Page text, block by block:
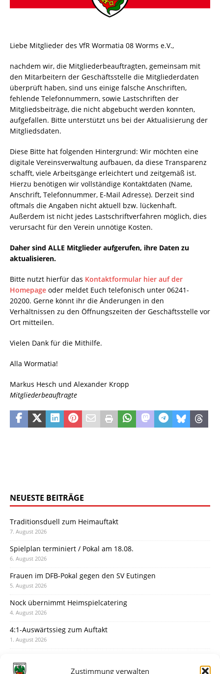
Zustimmung verwalten
Liebe Mitglieder des VfR Wormatia 08 Worms e.V.,
nachdem wir, die Mitgliederbeauftragten, gemeinsam mit
den Mitarbeitern der Geschäftsstelle die Mitgliederdaten
überprüft haben, sind uns einige falsche Anschriften,
fehlende Telefonnummern, sowie Lastschriften der
Mitgliedsbeiträge, die nicht abgebucht werden konnten,
aufgefallen. Bitte unterstützt uns bei der Aktualisierung der
Mitgliedsdaten.
Diese Bitte hat folgenden Hintergrund: Wir möchten eine
digitale Vereinsverwaltung aufbauen, da diese Transparenz
schafft, viele Arbeitsgänge erleichtert und zeitgemäß ist.
Hierzu benötigen wir vollständige Kontaktdaten (Name,
Anschrift, Telefonnummer, E-Mail Adresse). Derzeit sind
oftmals die Angaben nicht aktuell bzw. lückenhaft.
Außerdem ist nicht jedes Lastschriftverfahren möglich, dies
verursacht für den Verein unnötige Kosten.
Daher sind ALLE Mitglieder aufgerufen, ihre Daten zu
aktualisieren.
Bitte nutzt hierfür das Kontaktformular hier auf der
Homepage oder meldet Euch telefonisch unter 06241-
20200. Gerne könnt ihr die Änderungen in den
Verhältnissen zu den Öffnungszeiten der Geschäftsstelle vor
Ort mitteilen.
Vielen Dank für die Mithilfe.
Alla Wormatia!
Markus Hesch und Alexander Kropp
Mitgliederbeauftragte
NEUESTE BEITRÄGE
Traditionsduell zum Heimauftakt
7. August 2026
Spielplan terminiert / Pokal am 18.08.
6. August 2026
Frauen im DFB-Pokal gegen den SV Eutingen
5. August 2026
Nock übernimmt Heimspielcatering
4. August 2026
4:1-Auswärtssieg zum Auftakt
1. August 2026
31. Juli 2026